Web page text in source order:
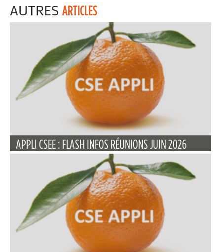
AUTRES ARTICLES
APPLI CSEE : FLASH INFOS RÉUNIONS JUIN 2026